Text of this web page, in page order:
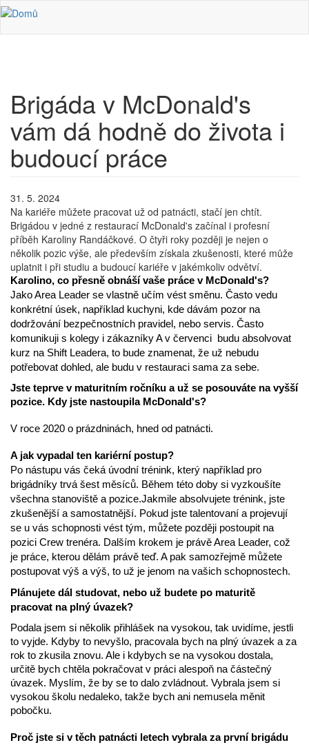
Přejít k hlavnímu obsahu
Brigáda v McDonald's
vám dá hodně do života i
budoucí práce
31. 5. 2024
Na kariéře můžete pracovat už od patnácti, stačí jen chtít.
Brigádou v jedné z restaurací McDonald's začínal i profesní
příběh Karoliny Randáčkové. O čtyři roky později je nejen o
několik pozic výše, ale především získala zkušenosti, které může
uplatnit i při studiu a budoucí kariéře v jakémkoliv odvětví.
Karolino, co přesně obnáší vaše práce v McDonald's?
Jako Area Leader se vlastně učím vést směnu. Často vedu
konkrétní úsek, například kuchyni, kde dávám pozor na
dodržování bezpečnostních pravidel, nebo servis. Často
komunikuji s kolegy i zákazníky A v červenci budu absolvovat
kurz na Shift Leadera, to bude znamenat, že už nebudu
potřebovat dohled, ale budu v restauraci sama za sebe.
Jste teprve v maturitním ročníku a už se posouváte na vyšší
pozice. Kdy jste nastoupila McDonald's?
V roce 2020 o prázdninách, hned od patnácti.
A jak vypadal ten kariérní postup?
Po nástupu vás čeká úvodní trénink, který například pro
brigádníky trvá šest měsíců. Během této doby si vyzkoušíte
všechna stanoviště a pozice.Jakmile absolvujete trénink, jste
zkušenější a samostatnější. Pokud jste talentovaní a projevují
se u vás schopnosti vést tým, můžete později postoupit na
pozici Crew trenéra. Dalším krokem je právě Area Leader, což
je práce, kterou dělám právě teď. A pak samozřejmě můžete
postupovat výš a výš, to už je jenom na vašich schopnostech.
Plánujete dál studovat, nebo už budete po maturitě
pracovat na plný úvazek?
Podala jsem si několik přihlášek na vysokou, tak uvidíme, jestli
to vyjde. Kdyby to nevyšlo, pracovala bych na plný úvazek a za
rok to zkusila znovu. Ale i kdybych se na vysokou dostala,
určitě bych chtěla pokračovat v práci alespoň na částečný
úvazek. Myslím, že by se to dalo zvládnout. Vybrala jsem si
vysokou školu nedaleko, takže bych ani nemusela měnit
pobočku.
Proč jste si v těch patnácti letech vybrala za první brigádu